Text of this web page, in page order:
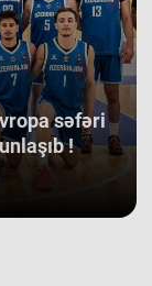
ən güclü
medallarına
off
Makedoniya
cu sırada
sayəsində
bacarıb.
Albaniya və
səfəri
!